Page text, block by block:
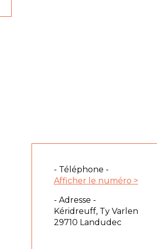
- Téléphone -
Afficher le numéro >
- Adresse -
Kéridreuff, Ty Varlen
29710 Landudec